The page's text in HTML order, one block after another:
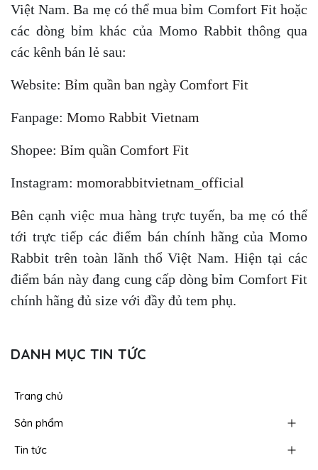
Việt Nam. Ba mẹ có thể mua bỉm Comfort Fit hoặc
các dòng bỉm khác của Momo Rabbit thông qua
các kênh bán lẻ sau:
Website: Bỉm quần ban ngày Comfort Fit
Fanpage: Momo Rabbit Vietnam
Shopee: Bỉm quần Comfort Fit
Instagram: momorabbitvietnam_official
Bên cạnh việc mua hàng trực tuyến, ba mẹ có thể
tới trực tiếp các điểm bán chính hãng của Momo
Rabbit trên toàn lãnh thổ Việt Nam. Hiện tại các
điểm bán này đang cung cấp dòng bỉm Comfort Fit
chính hãng đủ size với đầy đủ tem phụ.
DANH MỤC TIN TỨC
Trang chủ
Sản phẩm
Tin tức